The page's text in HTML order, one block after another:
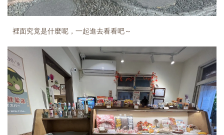
裡面究竟是什麼呢，一起進去看看吧～